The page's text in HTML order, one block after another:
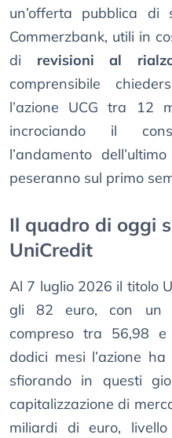
un’offerta pubblica
Commerzbank, utili in
di revisioni al
comprensibile
l’azione UCG tra 12
incrociando il
l’andamento
peseranno sul primo
Il quadro di oggi
UniCredit
Al 7 luglio 2026 il titolo
gli 82 euro, con un
compreso tra 56,98
dodici mesi l’azione
sfiorando in questi
capitalizzazione di
miliardi di euro,